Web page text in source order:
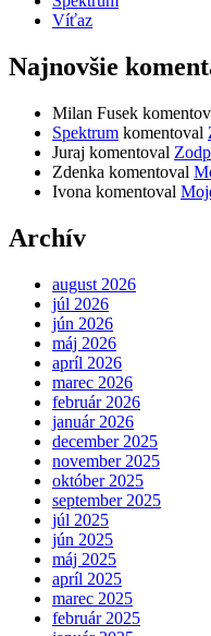
Víťaz
Najnovšie
Milan Fusek
Spektrum komentoval
Juraj komentoval
Zdenka komentoval
Ivona komentoval
Archív
august 2026
júl 2026
jún 2026
máj 2026
apríl 2026
marec 2026
február 2026
január 2026
december 2025
november 2025
október 2025
september 2025
júl 2025
jún 2025
máj 2025
apríl 2025
marec 2025
február 2025